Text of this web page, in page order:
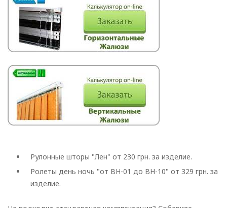
Рулонные шторы "Лен" от 230 грн. за изделие.
Ролеты день ночь "от BH-01 до BH-10" от 329 грн. за
изделие.